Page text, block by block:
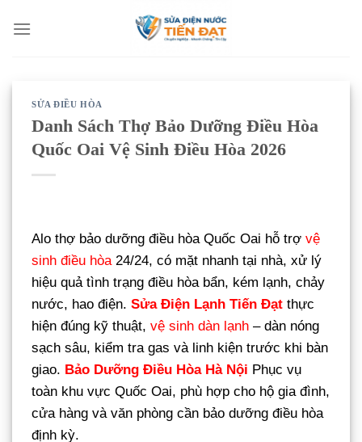
qua
SỬA ĐIỀU HÒA
Danh Sách Thợ Bảo Dưỡng Điều Hòa
Quốc Oai Vệ Sinh Điều Hòa 2026
Alo thợ bảo dưỡng điều hòa Quốc Oai hỗ trợ vệ
sinh điều hòa 24/24, có mặt nhanh tại nhà, xử lý
hiệu quả tình trạng điều hòa bẩn, kém lạnh, chảy
nước, hao điện. Sửa Điện Lạnh Tiến Đạt thực
hiện đúng kỹ thuật, vệ sinh dàn lạnh – dàn nóng
sạch sâu, kiểm tra gas và linh kiện trước khi bàn
giao. Bảo Dưỡng Điều Hòa Hà Nội Phục vụ
toàn khu vực Quốc Oai, phù hợp cho hộ gia đình,
cửa hàng và văn phòng cần bảo dưỡng điều hòa
định kỳ.